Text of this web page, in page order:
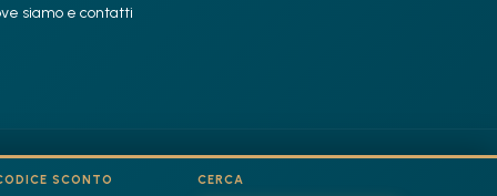
siamo e contatti
Privacy Policy
SCONTO CERCA